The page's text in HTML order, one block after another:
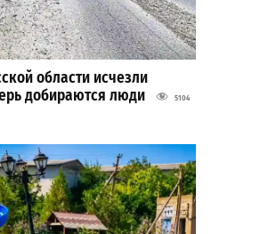
области исчезли
добираются люди
5104